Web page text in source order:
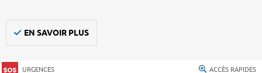
EN SAVOIR PLUS
URGENCES ACCÈS RAPIDES